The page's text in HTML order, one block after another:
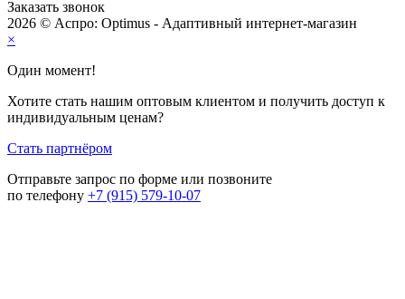
Заказать звонок
2026 © Аспро: Optimus - Адаптивный интернет-магазин
×
Один момент!
Хотите стать нашим оптовым клиентом и получить доступ к
индивидуальным ценам?
Стать партнёром
Отправьте запрос по форме или позвоните
по телефону +7 (915) 579-10-07